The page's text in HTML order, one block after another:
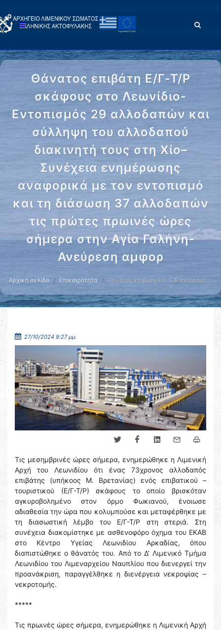
Θάνατος επιβάτη Ε/Γ-Τ/Ρ
σκάφους στο Λεωνίδιο-
Εντοπισμός 29 αλλοδαπών και
σύλληψη του αλλοδαπού
διακινητή τους στη Χίο–
Συνέχεια ενημέρωσης
αναφορικά με τον εντοπισμό
και τη διάσωση 37 αλλοδαπών
τις πρώτες πρωινές ώρες
σήμερα στην Αγία Γαλήνη-
Ανεύρεση αμφορ
Αρχική σελίδα Επικαιρότητα Θάνατος επιβάτη Ε/Γ-Τ/Ρ σκάφους …
27/10/2024 9:27 μμ.
Τις μεσημβρινές ώρες σήμερα, ενημερώθηκε η Λιμενική
Αρχή του Λεωνιδίου ότι ένας 73χρονος αλλοδαπός
επιβάτης (υπήκοος Μ. Βρετανίας) ενός επιβατικού –
τουριστικού (Ε/Γ-Τ/Ρ) σκάφους το οποίο βρισκόταν
αγκυροβολημένο στον όρμο Φωκιανού, ένοιωσε
αδιαθεσία την ώρα που κολυμπούσε και μεταφέρθηκε με
τη διασωστική λέμβο του Ε/Γ-Τ/Ρ στη στεριά. Στη
συνέχεια διακομίστηκε με ασθενοφόρο όχημα του ΕΚΑΒ
στο Κέντρο Υγείας Λεωνιδίου Αρκαδίας, όπου
διαπιστώθηκε ο θάνατός του. Από το Δ’ Λιμενικό Τμήμα
Λεωνιδίου του Λιμεναρχείου Ναυπλίου που διενεργεί την
προανάκριση, παραγγέλθηκε η διενέργεια νεκροψίας –
νεκροτομής.
*****
Τις πρωινές ώρες σήμερα, ενημερώθηκε η Λιμενική Αρχή